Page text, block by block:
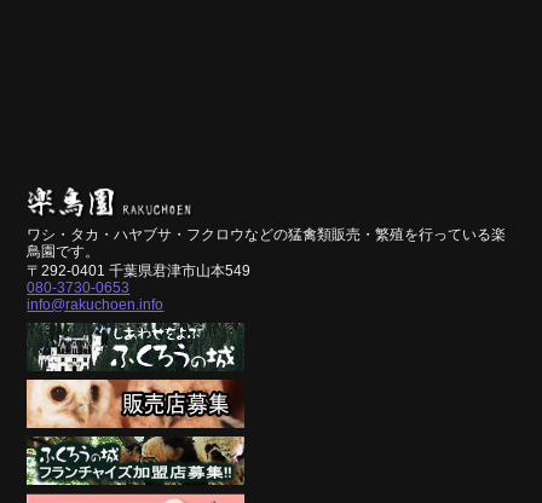
ワシ・タカ・ハヤブサ・フクロウなどの猛禽類販売・繁殖を行っている楽
鳥園です。
〒292-0401 千葉県君津市山本549
080-3730-0653
info@rakuchoen.info